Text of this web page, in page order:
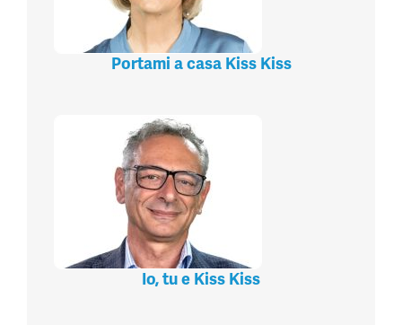
Portami a casa Kiss Kiss
Io, tu e Kiss Kiss